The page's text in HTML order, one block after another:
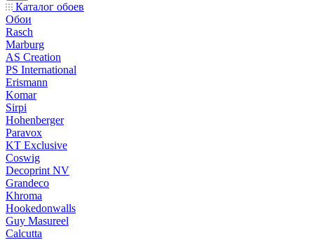
Каталог обоев
Обои
Rasch
Marburg
AS Creation
PS International
Erismann
Komar
Sirpi
Hohenberger
Paravox
KT Exclusive
Coswig
Decoprint NV
Grandeco
Khroma
Hookedonwalls
Guy Masureel
Calcutta